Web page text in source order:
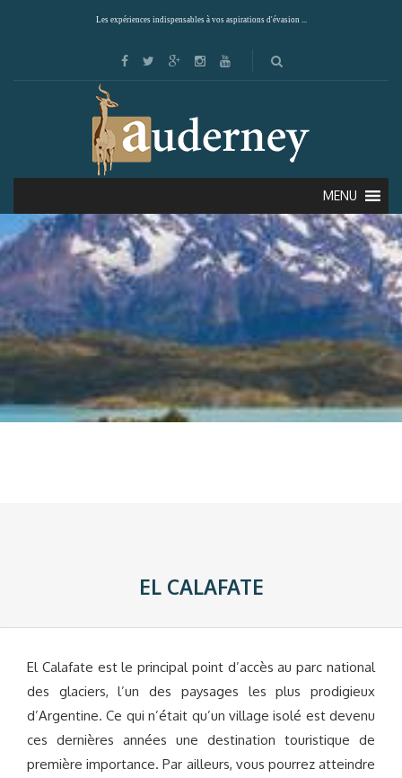
Les expériences indispensables à vos aspirations d'évasion ...
MENU
EL CALAFATE
El Calafate est le principal point d’accès au parc national
des glaciers, l’un des paysages les plus prodigieux
d’Argentine. Ce qui n’était qu’un village isolé est devenu
ces dernières années une destination touristique de
première importance. Par ailleurs, vous pourrez atteindre